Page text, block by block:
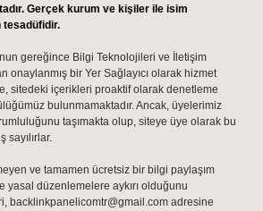
Gerçek kurum ve kişiler ile isim
tesadüfidir.
gereğince Bilgi Teknolojileri ve İletişim
onaylanmış bir Yer Sağlayıcı olarak hizmet
sitedeki içerikleri proaktif olarak denetleme
bulunmamaktadır. Ancak, üyelerimiz
taşımakta olup, siteye üye olarak bu
sayılırlar.
ve tamamen ücretsiz bir bilgi paylaşım
yasal düzenlemelere aykırı olduğunu
backlinkpanelicomtr@gmail.com adresine